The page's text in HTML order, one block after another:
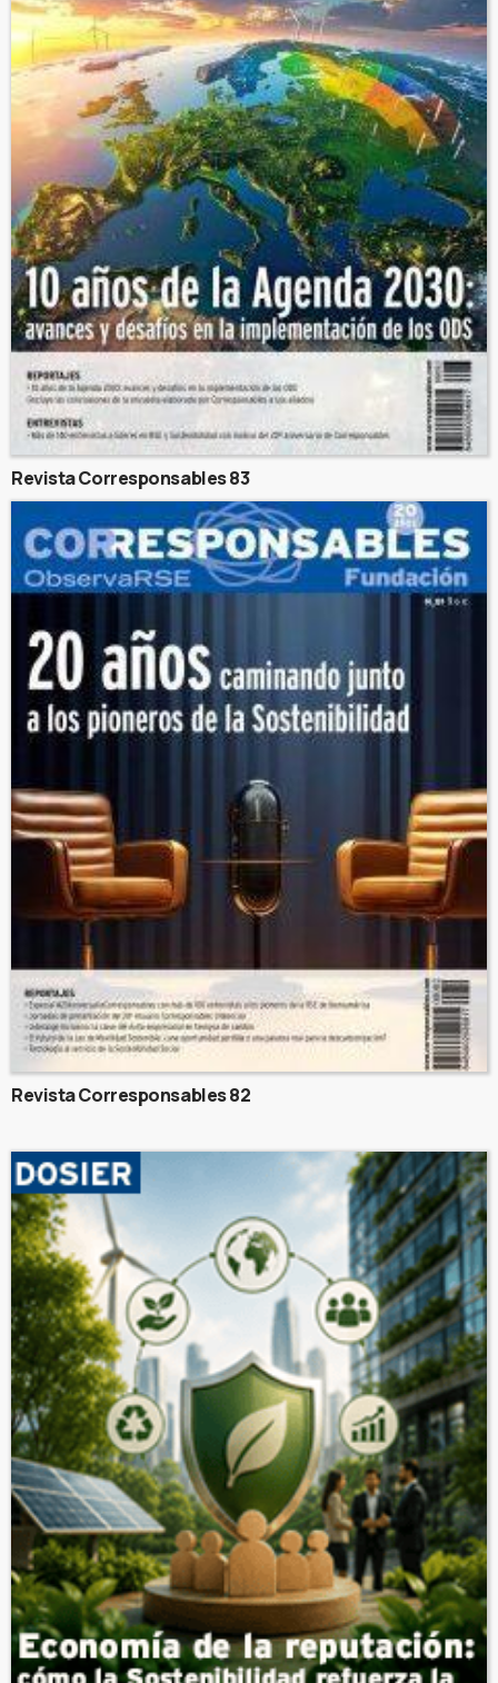
Revista Corresponsables 83
Revista Corresponsables 82